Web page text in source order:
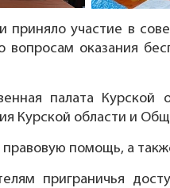
приняло участие в
оказания
палата
Курской области и
помощь, а
приграничья